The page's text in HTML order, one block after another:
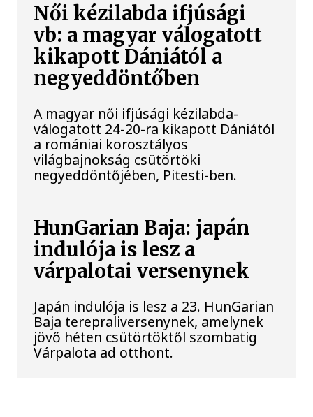
Női kézilabda ifjúsági
vb: a magyar válogatott
kikapott Dániától a
negyeddöntőben
A magyar női ifjúsági kézilabda-
válogatott 24-20-ra kikapott Dániától
a romániai korosztályos
világbajnokság csütörtöki
negyeddöntőjében, Pitesti-ben.
HunGarian Baja: japán
indulója is lesz a
várpalotai versenynek
Japán indulója is lesz a 23. HunGarian
Baja terepraliversenynek, amelynek
jövő héten csütörtöktől szombatig
Várpalota ad otthont.